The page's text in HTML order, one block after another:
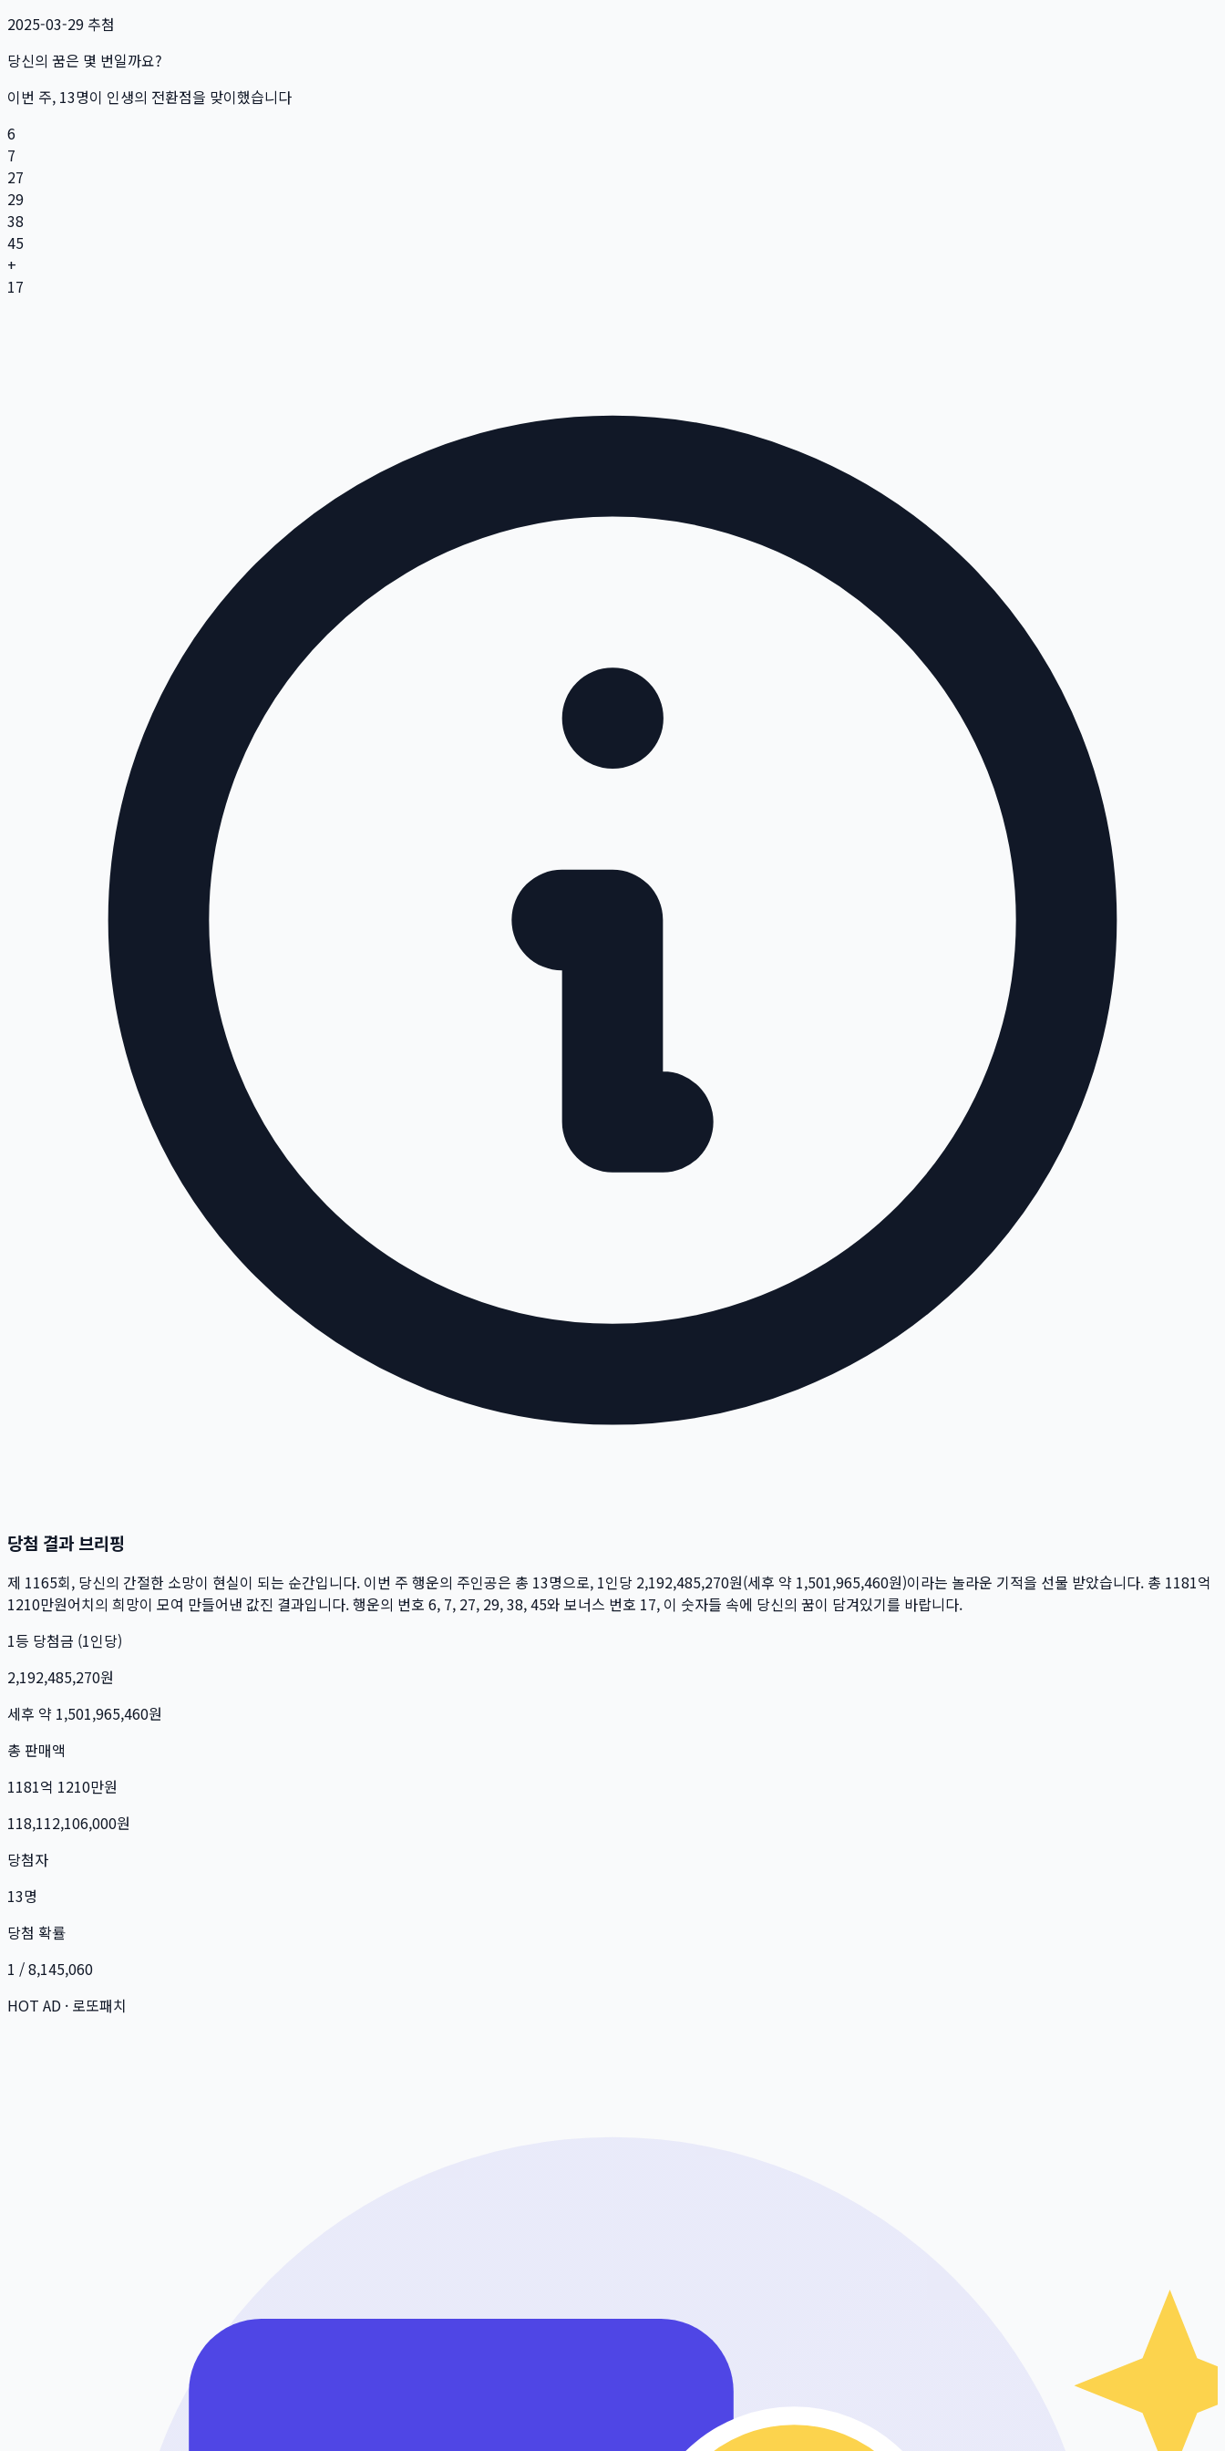
2025-03-29 추첨
당신의 꿈은 몇 번일까요?
이번 주, 13명이 인생의 전환점을 맞이했습니다
6
7
27
29
38
45
+
17
당첨 결과 브리핑
제 1165회, 당신의 간절한 소망이 현실이 되는 순간입니다. 이번 주 행운의 주인공은 총 13명으로, 1인당 2,192,485,270원(세후 약 1,501,965,460원)이라는 놀라운 기적을 선물 받았습니다. 총 1181억
1210만원어치의 희망이 모여 만들어낸 값진 결과입니다. 행운의 번호 6, 7, 27, 29, 38, 45와 보너스 번호 17, 이 숫자들 속에 당신의 꿈이 담겨있기를 바랍니다.
1등 당첨금 (1인당)
2,192,485,270원
세후 약 1,501,965,460원
총 판매액
1181억 1210만원
118,112,106,000원
당첨자
13명
당첨 확률
1 / 8,145,060
HOT AD · 로또패치